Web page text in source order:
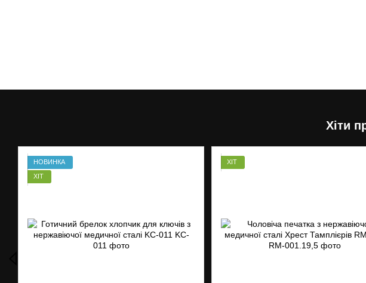
Хіти
НОВИНКА
ХІТ
ХІТ